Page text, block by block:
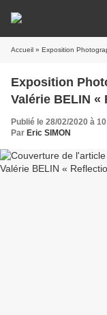
Accueil » Exposition
Exposition
Valérie BELIN «
Publié le 28/02/2020 à
Par Eric SIMON